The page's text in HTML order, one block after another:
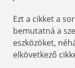
Ezt a cikket a
bemutatná a
eszközöket,
elkövetkező